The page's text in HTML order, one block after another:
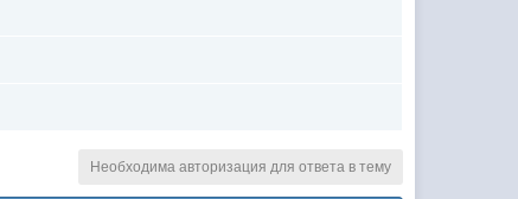
Необходима авторизация для ответа в тему